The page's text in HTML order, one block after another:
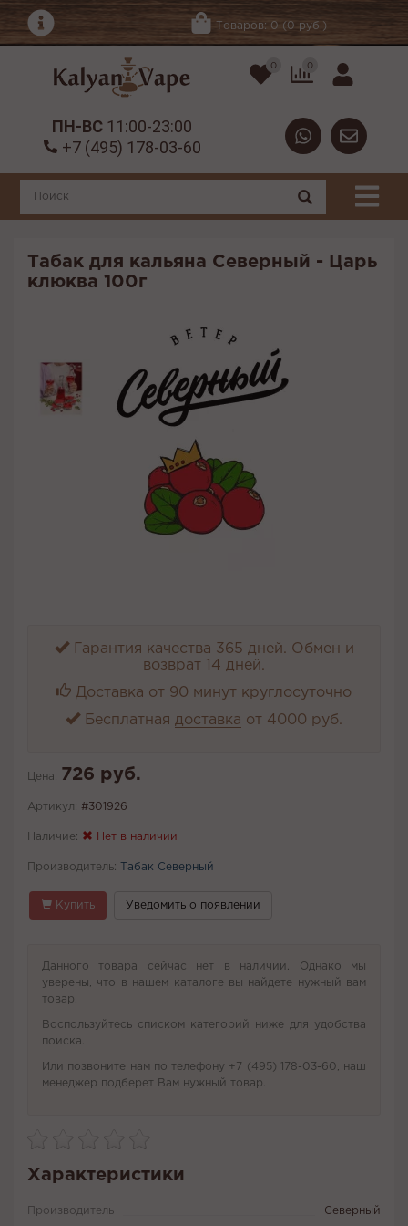
Товаров: 0 (0 руб.)
0 0
ПН-ВС 11:00-23:00
+7 (495) 178-03-60
Табак для кальяна Северный - Царь
клюква 100г
Гарантия качества 365 дней. Обмен и
возврат 14 дней.
Доставка от 90 минут круглосуточно
Бесплатная доставка от 4000 руб.
Цена: 726 руб.
Артикул: #301926
Наличие: Нет в наличии
Производитель: Табак Северный
Купить Уведомить о появлении
Данного товара сейчас нет в наличии. Однако мы
уверены, что в нашем каталоге вы найдете нужный вам
товар.
Воспользуйтесь списком категорий ниже для удобства
поиска.
Или позвоните нам по телефону +7 (495) 178-03-60, наш
менеджер подберет Вам нужный товар.
Характеристики
Производитель Северный